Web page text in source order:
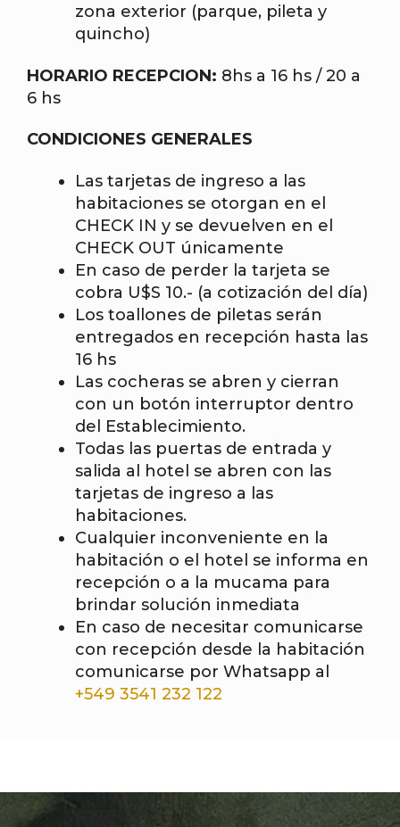
zona exterior (parque, pileta y
quincho)
HORARIO RECEPCION: 8hs a 16 hs / 20 a
6 hs
CONDICIONES GENERALES
Las tarjetas de ingreso a las
habitaciones se otorgan en el
CHECK IN y se devuelven en el
CHECK OUT únicamente
En caso de perder la tarjeta se
cobra U$S 10.- (a cotización del día)
Los toallones de piletas serán
entregados en recepción hasta las
16 hs
Las cocheras se abren y cierran
con un botón interruptor dentro
del Establecimiento.
Todas las puertas de entrada y
salida al hotel se abren con las
tarjetas de ingreso a las
habitaciones.
Cualquier inconveniente en la
habitación o el hotel se informa en
recepción o a la mucama para
brindar solución inmediata
En caso de necesitar comunicarse
con recepción desde la habitación
comunicarse por Whatsapp al
+549 3541 232 122